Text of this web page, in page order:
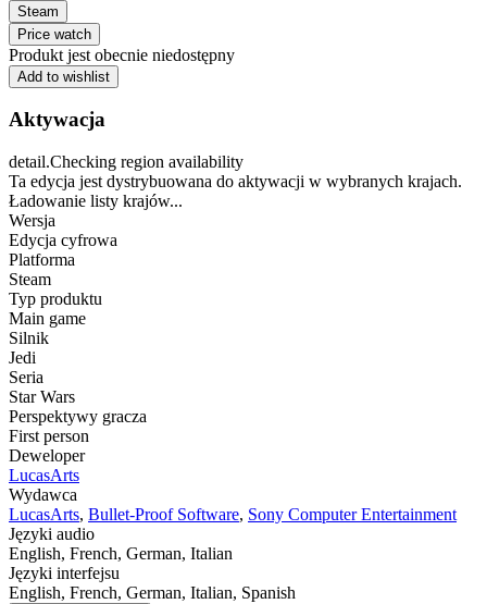
Steam
Price watch
Produkt jest obecnie niedostępny
Add to wishlist
Aktywacja
detail.Checking region availability
Ta edycja jest dystrybuowana do aktywacji w wybranych krajach.
Ładowanie listy krajów...
Wersja
Edycja cyfrowa
Platforma
Steam
Typ produktu
Main game
Silnik
Jedi
Seria
Star Wars
Perspektywy gracza
First person
Deweloper
LucasArts
Wydawca
LucasArts, Bullet-Proof Software, Sony Computer Entertainment
Języki audio
English, French, German, Italian
Języki interfejsu
English, French, German, Italian, Spanish